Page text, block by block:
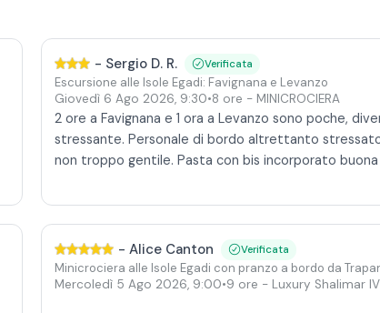
- Sergio D. R. Verificata
Escursione alle Isole Egadi: Favignana e Levanzo
Giovedì 6 Ago 2026, 9:30•8 ore - MINICROCIERA
2 ore a Favignana e 1 ora a Levanzo sono poche,
stressante. Personale di bordo altrettanto
non troppo gentile. Pasta con bis incorporato buona
- Alice Canton Verificata
Minicrociera alle Isole Egadi con pranzo a bordo da
Mercoledì 5 Ago 2026, 9:00•9 ore - Luxury Shalimar IV